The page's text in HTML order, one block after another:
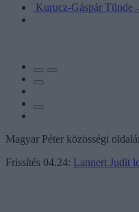
Kurucz-Gáspár Tünde
Magyar Péter közösségi
Frissítés 04.24: Lannert Judit